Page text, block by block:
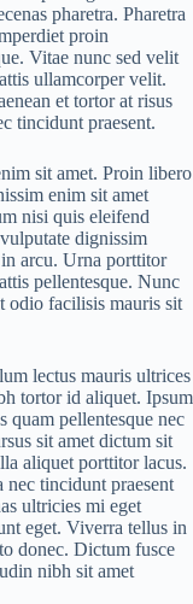
pharetra. Pharetra
proin
Vitae nunc sed velit
ullamcorper velit.
et tortor at risus
tincidunt praesent.
sit amet. Proin libero
enim sit amet
nisi quis eleifend
dignissim
in arcu. Urna porttitor
pellentesque. Nunc
odio facilisis mauris sit
lectus mauris ultrices
tortor id aliquet. Ipsum
quam pellentesque nec
sit amet dictum sit
aliquet porttitor lacus.
nec tincidunt praesent
ultricies mi eget
eget. Viverra tellus in
donec. Dictum fusce
nibh sit amet